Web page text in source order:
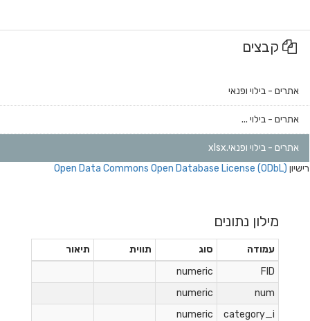
קבצים
אתרים - בילוי ופנאי
אתרים - בילוי ...
אתרים - בילוי ופנאי.xlsx
רישיון Open Data Commons Open Database License (ODbL)
מילון נתונים
עמודה סוג תווית
תיאור
FID
numeric
num
numeric
category_i
numeric